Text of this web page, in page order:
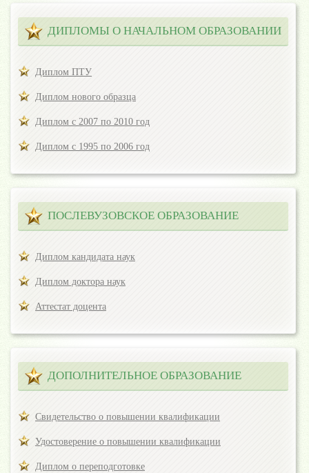
ДИПЛОМЫ О НАЧАЛЬНОМ ОБРАЗОВАНИИ
Диплом ПТУ
Диплом нового образца
Диплом с 2007 по 2010 год
Диплом с 1995 по 2006 год
ПОСЛЕВУЗОВСКОЕ ОБРАЗОВАНИЕ
Диплом кандидата наук
Диплом доктора наук
Аттестат доцента
ДОПОЛНИТЕЛЬНОЕ ОБРАЗОВАНИЕ
Свидетельство о повышении квалификации
Удостоверение о повышении квалификации
Диплом о переподготовке